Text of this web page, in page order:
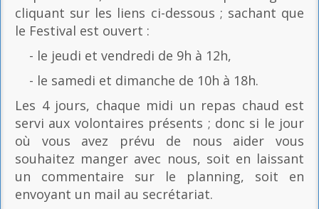
cliquant sur les liens ci-dessous ; sachant que
le Festival est ouvert :
- le jeudi et vendredi de 9h à 12h,
- le samedi et dimanche de 10h à 18h.
Les 4 jours, chaque midi un repas chaud est
servi aux volontaires présents ; donc si le jour
où vous avez prévu de nous aider vous
souhaitez manger avec nous, soit en laissant
un commentaire sur le planning, soit en
envoyant un mail au secrétariat.